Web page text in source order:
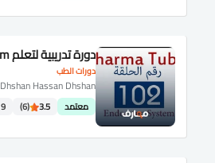
دورات الطب
دورة تدريبية لتعلم Endocrine System
Dhshan Hassan Dhshan
معتمد 3.5
(6) 9 درس